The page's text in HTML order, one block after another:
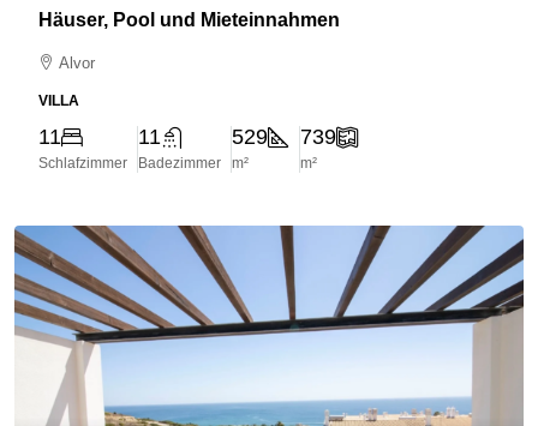
Häuser, Pool und Mieteinnahmen
Alvor
VILLA
11
Schlafzimmer
11
Badezimmer
529
m²
739
m²